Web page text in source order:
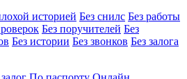
историей Без снилс Без работы
Без поручителей Без
Без истории Без звонков Без залога